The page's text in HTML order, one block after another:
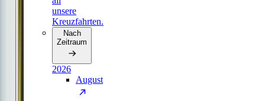
unsere
Kreuzfahrten.
Nach
Zeitraum
2026
August